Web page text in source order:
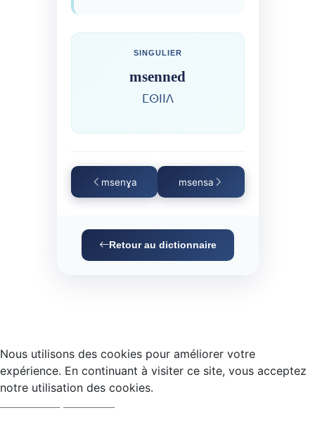
SINGULIER
msenned
ⵎⵙⵏⵏⴷ
msenɣa msensa
Retour au dictionnaire
Nous utilisons des cookies pour améliorer votre
expérience. En continuant à visiter ce site, vous acceptez
notre utilisation des cookies.